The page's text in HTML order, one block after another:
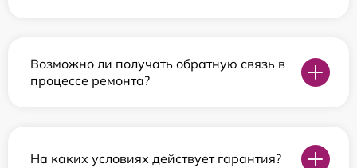
Возможно ли получать обратную связь в
процессе ремонта?
На каких условиях действует гарантия?